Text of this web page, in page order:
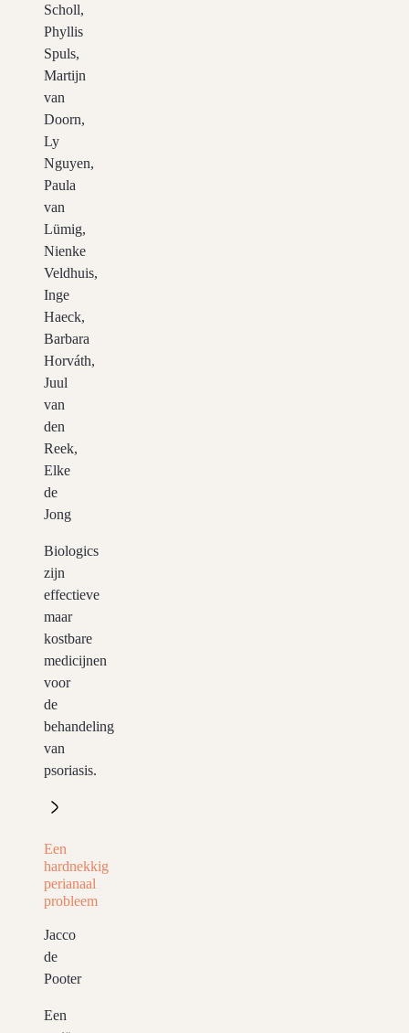
Scholl,
Phyllis
Spuls,
Martijn
van
Doorn,
Ly
Nguyen,
Paula
van
Lümig,
Nienke
Veldhuis,
Inge
Haeck,
Barbara
Horváth,
Juul
van
den
Reek,
Elke
de
Jong
Biologics
zijn
effectieve
maar
kostbare
medicijnen
voor
de
behandeling
van
psoriasis.
Een
hardnekkig
perianaal
probleem
Jacco
de
Pooter
Een